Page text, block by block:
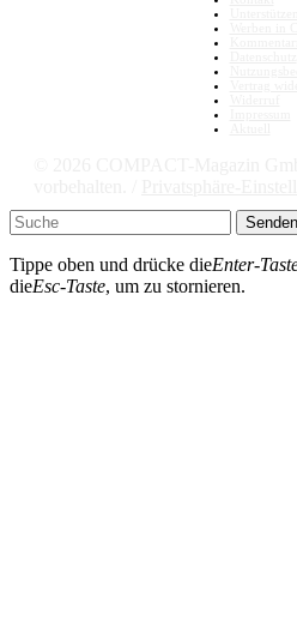
Senden
Tippe oben und drücke dieEnter-
dieEsc-Taste, um zu stornieren.